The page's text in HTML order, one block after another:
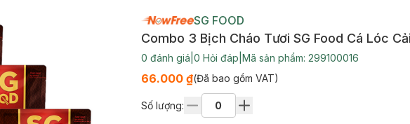
SG FOOD
Combo 3 Bịch Cháo Tươi SG Food Cá Lóc
0 đánh giá 0 Hỏi đáp Mã sản phẩm: 299100016
66.000 ₫(Đã bao gồm VAT)
Số lượng: